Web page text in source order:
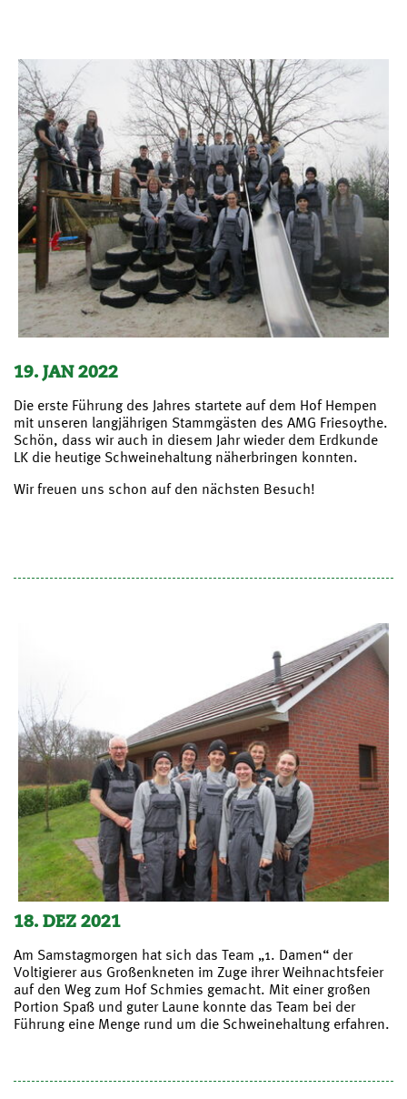
19. JAN 2022
Die erste Führung des Jahres startete auf dem Hof Hempen
mit unseren langjährigen Stammgästen des AMG Friesoythe.
Schön, dass wir auch in diesem Jahr wieder dem Erdkunde
LK die heutige Schweinehaltung näherbringen konnten.
Wir freuen uns schon auf den nächsten Besuch!
18. DEZ 2021
Am Samstagmorgen hat sich das Team „1. Damen“ der
Voltigierer aus Großenkneten im Zuge ihrer Weihnachtsfeier
auf den Weg zum Hof Schmies gemacht. Mit einer großen
Portion Spaß und guter Laune konnte das Team bei der
Führung eine Menge rund um die Schweinehaltung erfahren.